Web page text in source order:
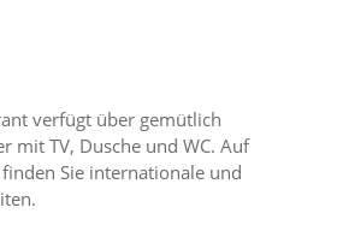
verfügt über gemütlich
mit TV, Dusche und WC. Auf
Sie internationale und